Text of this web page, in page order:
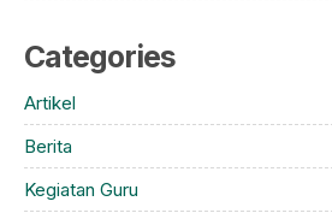
Categories
Artikel
Berita
Kegiatan Guru